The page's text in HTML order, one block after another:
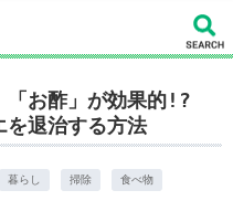
「お酢」が効果的!?
を退治する方法
暮らし 掃除 食べ物